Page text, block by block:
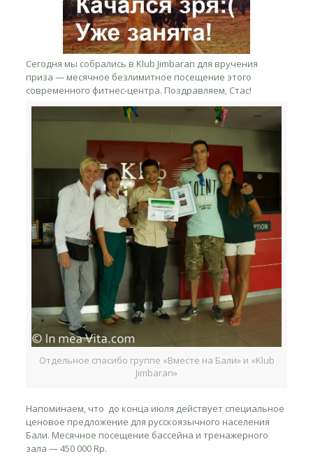
Сегодня мы собрались в Klub Jimbaran для вручения
приза — месячное безлимитное посещение этого
современного фитнес-центра. Поздравляем, Стас!
Отдельное спасибо группе «Вместе на Бали» и «Klub
Jimbaran»
Напоминаем, что до конца июля действует специальное
ценовое предложение для русскоязычного населения
Бали. Месячное посещение бассейна и тренажерного
зала — 450 000 Rp.